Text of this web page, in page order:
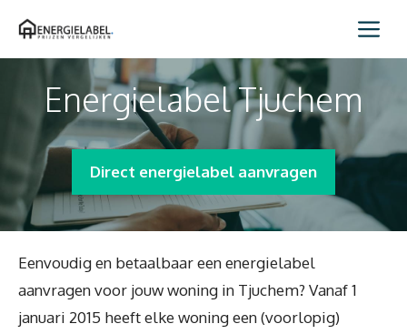
naar
Energielabel Tjuchem
Direct energielabel aanvragen
Eenvoudig en betaalbaar een energielabel
aanvragen voor jouw woning in Tjuchem? Vanaf 1
januari 2015 heeft elke woning een (voorlopig)